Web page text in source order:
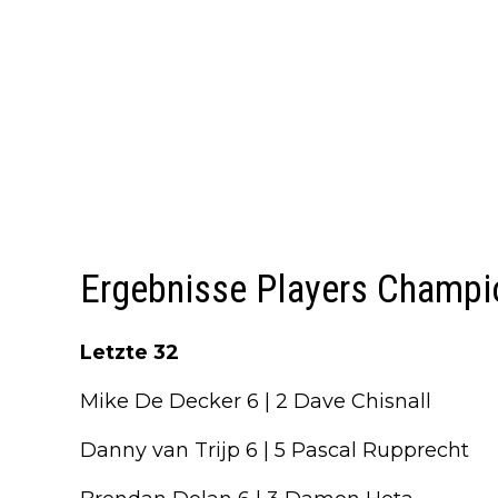
Ergebnisse Players
Letzte 32
Mike De Decker 6 | 2 Dave Chisnall
Danny van Trijp 6 | 5 Pascal Rupprecht